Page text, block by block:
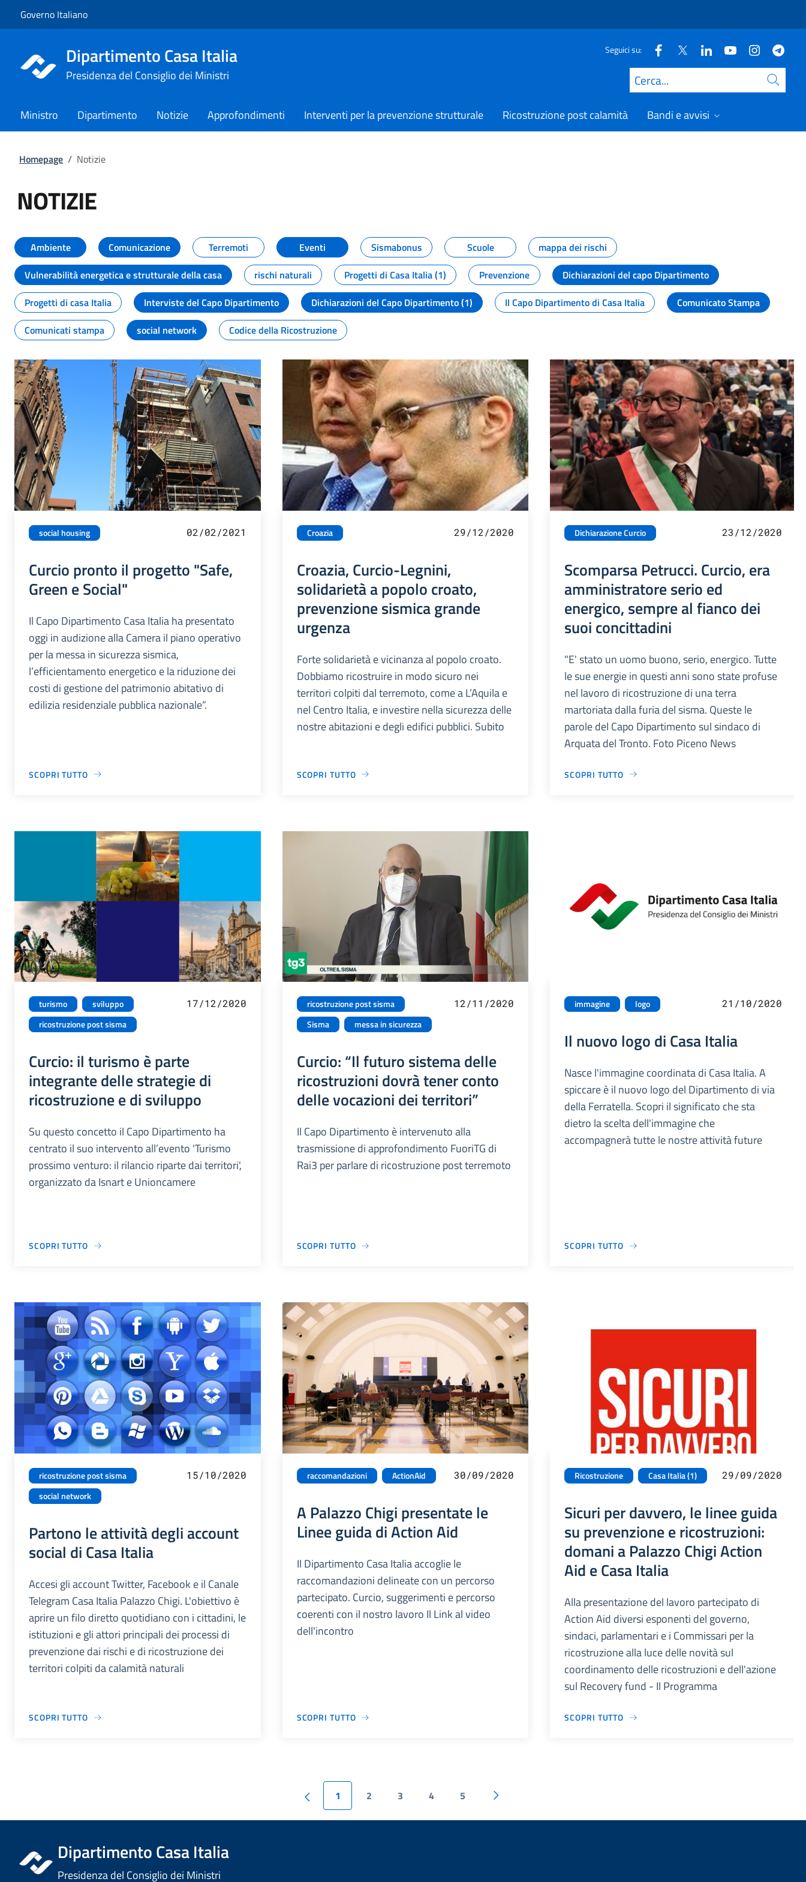
Governo Italiano
Dipartimento Casa Italia
Presidenza del Consiglio dei Ministri
Seguici su:
Cerca
Ministro Dipartimento Notizie Approfondimenti Interventi per la prevenzione strutturale Ricostruzione post calamità Bandi e avvisi
Homepage / Notizie
NOTIZIE
Tutti i contenuti della pagina NOTIZIE
Ambiente Comunicazione Terremoti Eventi Sismabonus Scuole
mappa dei rischi
Vulnerabilità energetica e strutturale della casa
rischi naturali Progetti di Casa Italia (1) Prevenzione
Dichiarazioni del capo Dipartimento
Progetti di casa Italia
Interviste del Capo Dipartimento Dichiarazioni del Capo Dipartimento (1) Il Capo Dipartimento di Casa Italia
Comunicato Stampa
Comunicati stampa
social network Codice della Ricostruzione
social housing 02/02/2021
Curcio pronto il progetto "Safe,
Green e Social"
Il Capo Dipartimento Casa Italia ha presentato
oggi in audizione alla Camera il piano operativo
per la messa in sicurezza sismica,
l’efficientamento energetico e la riduzione dei
costi di gestione del patrimonio abitativo di
edilizia residenziale pubblica nazionale”.
SCOPRI TUTTO
Croazia 29/12/2020
Croazia, Curcio-Legnini,
solidarietà a popolo croato,
prevenzione sismica grande
urgenza
Forte solidarietà e vicinanza al popolo croato.
Dobbiamo ricostruire in modo sicuro nei
territori colpiti dal terremoto, come a L’Aquila e
nel Centro Italia, e investire nella sicurezza delle
nostre abitazioni e degli edifici pubblici. Subito
SCOPRI TUTTO
Dichiarazione Curcio 23/12/2020
Scomparsa Petrucci. Curcio, era
amministratore serio ed
energico, sempre al fianco dei
suoi concittadini
"E' stato un uomo buono, serio, energico. Tutte
le sue energie in questi anni sono state profuse
nel lavoro di ricostruzione di una terra
martoriata dalla furia del sisma. Queste le
parole del Capo Dipartimento sul sindaco di
Arquata del Tronto. Foto Piceno News
SCOPRI TUTTO
turismo
sviluppo
ricostruzione post sisma
17/12/2020
Curcio: il turismo è parte
integrante delle strategie di
ricostruzione e di sviluppo
Su questo concetto il Capo Dipartimento ha
centrato il suo intervento all’evento 'Turismo
prossimo venturo: il rilancio riparte dai territori',
organizzato da Isnart e Unioncamere
SCOPRI TUTTO
ricostruzione post sisma
Sisma
messa in sicurezza
12/11/2020
Curcio: “Il futuro sistema delle
ricostruzioni dovrà tener conto
delle vocazioni dei territori”
Il Capo Dipartimento è intervenuto alla
trasmissione di approfondimento FuoriTG di
Rai3 per parlare di ricostruzione post terremoto
SCOPRI TUTTO
immagine logo 21/10/2020
Il nuovo logo di Casa Italia
Nasce l'immagine coordinata di Casa Italia. A
spiccare è il nuovo logo del Dipartimento di via
della Ferratella. Scopri il significato che sta
dietro la scelta dell'immagine che
accompagnerà tutte le nostre attività future
SCOPRI TUTTO
ricostruzione post sisma
social network
15/10/2020
Partono le attività degli account
social di Casa Italia
Accesi gli account Twitter, Facebook e il Canale
Telegram Casa Italia Palazzo Chigi. L'obiettivo è
aprire un filo diretto quotidiano con i cittadini, le
istituzioni e gli attori principali dei processi di
prevenzione dai rischi e di ricostruzione dei
territori colpiti da calamità naturali
SCOPRI TUTTO
raccomandazioni ActionAid 30/09/2020
A Palazzo Chigi presentate le
Linee guida di Action Aid
Il Dipartimento Casa Italia accoglie le
raccomandazioni delineate con un percorso
partecipato. Curcio, suggerimenti e percorso
coerenti con il nostro lavoro Il Link al video
dell'incontro
SCOPRI TUTTO
Ricostruzione Casa Italia (1) 29/09/2020
Sicuri per davvero, le linee guida
su prevenzione e ricostruzioni:
domani a Palazzo Chigi Action
Aid e Casa Italia
Alla presentazione del lavoro partecipato di
Action Aid diversi esponenti del governo,
sindaci, parlamentari e i Commissari per la
ricostruzione alla luce delle novità sul
coordinamento delle ricostruzioni e dell'azione
sul Recovery fund - Il Programma
SCOPRI TUTTO
1 2 3 4 5
Dipartimento Casa Italia
Presidenza del Consiglio dei Ministri